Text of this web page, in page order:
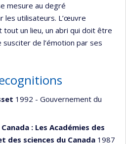
mesure au degré
les utilisateurs. L’œuvre
tout un lieu, un abri qui doit être
de l’émotion par ses
1992 - Gouvernement du
: Les Académies des
des sciences du Canada 1987